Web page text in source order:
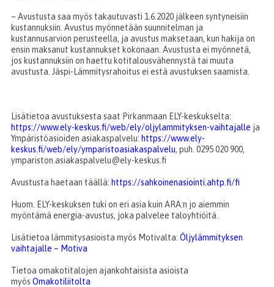
– Avustusta saa myös takautuvasti 1.6.2020 jälkeen syntyneisiin
kustannuksiin. Avustus myönnetään suunnitelman ja
kustannusarvion perusteella, ja avustus maksetaan, kun hakija on
ensin maksanut kustannukset kokonaan. Avustusta ei myönnetä,
jos kustannuksiin on haettu kotitalousvähennystä tai muuta
avustusta. Jäspi-Lämmitysrahoitus ei estä avustuksen saamista.
Lisätietoa avustuksesta saat Pirkanmaan ELY-keskukselta:
https://www.ely-keskus.fi/web/ely/oljylammityksen-vaihtajalle ja
Ympäristöasioiden asiakaspalvelu: https://www.ely-
keskus.fi/web/ely/ymparistoasiakaspalvelu, puh. 0295 020 900,
ympariston.asiakaspalvelu@ely-keskus.fi
Avustusta haetaan täällä: https://sahkoinenasiointi.ahtp.fi/fi
Huom. ELY-keskuksen tuki on eri asia kuin ARA:n jo aiemmin
myöntämä energia-avustus, joka palvelee taloyhtiöitä.
Lisätietoa lämmitysasioista myös Motivalta: Öljylämmityksen
vaihtajalle – Motiva
Tietoa omakotitalojen ajankohtaisista asioista
myös Omakotiliitolta